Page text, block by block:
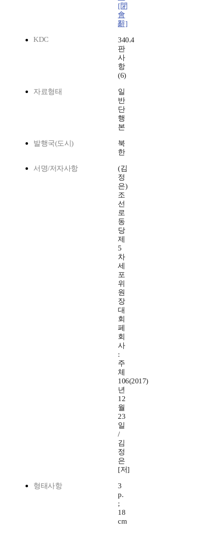
[閉
會
辭]
KDC
340.4
판
사
항
(6)
자료형태
일
반
단
행
본
발행국(도시)
북
한
서명/저자사항
(김
정
은)
조
선
로
동
당
제
5
차
세
포
위
원
장
대
회
페
회
사
:
주
체
106(2017)
년
12
월
23
일
/
김
정
은
[저]
형태사항
3
p.
;
18
cm